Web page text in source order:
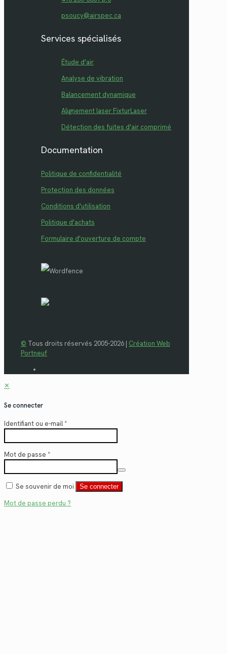
psoucy@airspec.ca
Services spécialisés
Étude d'air
Analyse de vibration
Balancement dynamique
Alignement laser FixturLaser
Détection des fuites d'air comprimé
Documentation
Politique de confidentialité
Protection des données
Conditions d'utilisation
Politique d'achats
Formulaire d'ouverture de compte
© Tous droits réservés 2005-2026 | Création Web
Portneuf
✕
Se connecter
Identifiant ou e-mail*
Mot de passe *
Se souvenir de moi Se connecter
Mot de passe perdu ?